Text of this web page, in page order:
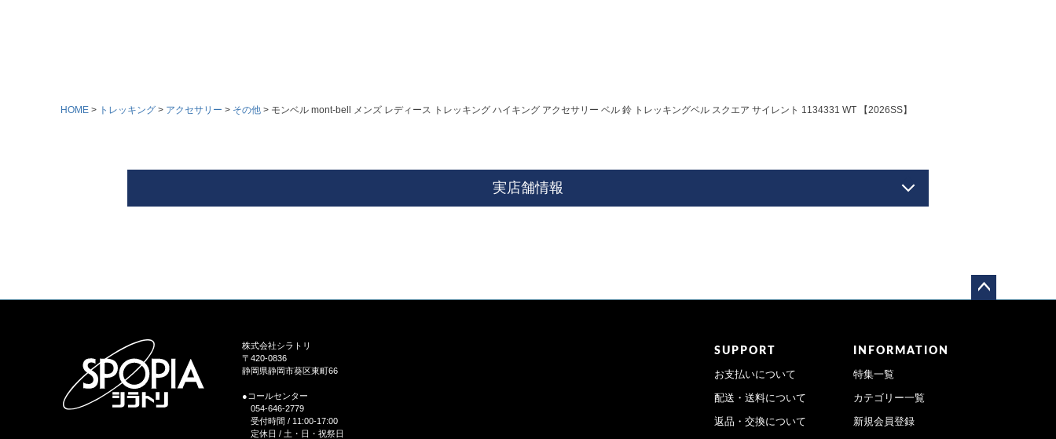
HOME トレッキング アクセサリー その他 モンベル mont-bell メンズ レディース トレッキング ハイキング アクセサリー ベル 鈴 トレッキングベル スクエア サイレント 1134331 WT 【2026SS】
実店舗情報
株式会社シラトリ
〒420-0836
静岡県静岡市葵区東町66
●コールセンター
054-646-2779
受付時間 / 11:00-17:00
定休日 / 土・日・祝祭日
SUPPORT
お支払いについて
配送・送料について
返品・交換について
INFORMATION
特集一覧
カテゴリー一覧
新規会員登録